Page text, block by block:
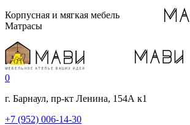
Корпусная и мягкая мебель
Матрасы
0
г. Барнаул, пр-кт Ленина, 154А к1
+7 (952) 006-14-30